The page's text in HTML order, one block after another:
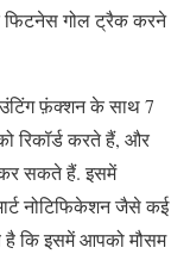
फिटनेस गोल ट्रैक करने
फ़ंक्शन के साथ 7
रिकॉर्ड करते हैं, और
सकते हैं. इसमें
नोटिफिकेशन जैसे कई
है कि इसमें आपको मौसम